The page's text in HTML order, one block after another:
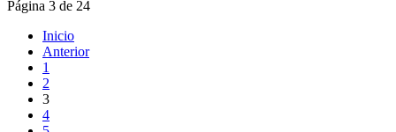
Página 3 de 24
Inicio
Anterior
1
2
3
4